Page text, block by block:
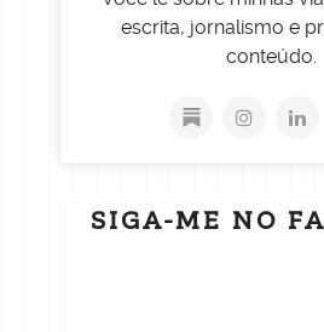
escrita, jornalismo e
conteúdo.
SIGA-ME NO